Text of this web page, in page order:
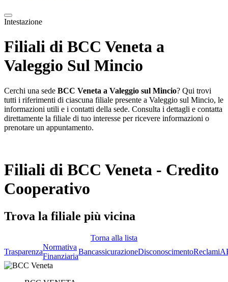
Intestazione
Filiali di BCC Veneta a
Valeggio Sul Mincio
Cerchi una sede BCC Veneta a Valeggio sul Mincio? Qui trovi
tutti i riferimenti di ciascuna filiale presente a Valeggio sul Mincio, le
informazioni utili e i contatti della sede. Consulta i dettagli e contatta
direttamente la filiale di tuo interesse per ricevere informazioni o
prenotare un appuntamento.
Filiali di BCC Veneta - Credito
Cooperativo
Trova la filiale più vicina
Torna alla lista
Trasparenza
Normativa
Finanziaria
BancassicurazioneDisconoscimentoReclami